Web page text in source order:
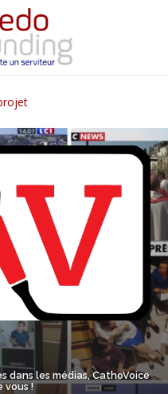
dans les médias, CathoVoice
vous !